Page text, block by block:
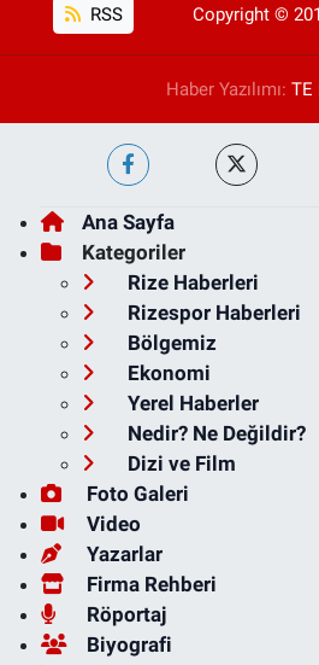
RSS Copyright ©
Haber Yazılımı: TE
Ana Sayfa
Kategoriler
Rize Haberleri
Rizespor Haberleri
Bölgemiz
Ekonomi
Yerel Haberler
Nedir? Ne Değildir?
Dizi ve Film
Foto Galeri
Video
Yazarlar
Firma Rehberi
Röportaj
Biyografi